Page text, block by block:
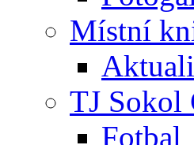
Místní
TJ Sokol
Fotbal